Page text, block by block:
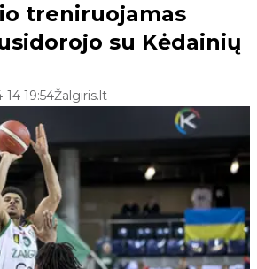
treniruojamas
su Kėdainių
19:54Žalgiris.lt